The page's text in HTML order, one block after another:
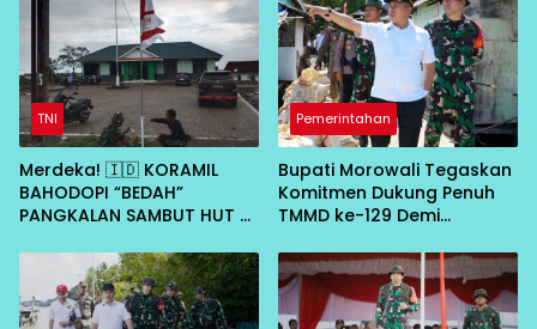
TNI
Merdeka! 🇮🇩 KORAMIL
BAHODOPI “BEDAH”
PANGKALAN SAMBUT HUT RI
Pemerintahan
Bupati Morowali Tegaskan
Komitmen Dukung Penuh
TMMD ke-129 Demi
Desa